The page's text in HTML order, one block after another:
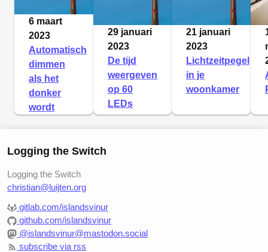
6 maart
2023
Automatisch
dimmen
als het
donker
wordt
29 januari
2023
De tijd
weergeven
op 60
LEDs
21 januari
2023
Lichtzeitpegel
in je
woonkamer
Logging the Switch
Logging the Switch
christian@luijten.org
gitlab.com/islandsvinur
github.com/islandsvinur
@islandsvinur@mastodon.social
subscribe via rss